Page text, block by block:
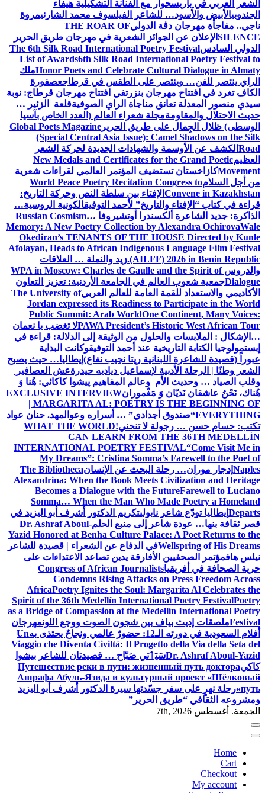
الشعر العربي في باريسحوار مع الفنانة التشكيلية هيفاء
الجندوبيالأبيض والأسود… للشاعر الفيلسوف محمد الشارنيمروة
ناجي.. مفاجأة مهرجان دڨة الدوليTHE ROAR OF
SILENCE الإعلان عن الجوائز الشعرية في مهرجان طريق الحرير
الدولي السادسThe 6th Silk Road International Poetry Festival
List of Awards6th Silk Road International Poetry Festival to
Honor Poets and Celebrate Cultural Dialogue in Almatyملك
الراي ينتصر للفن… وينتصر على الطقس في قرطاجعصفورة
الكاف تغرد في افتتاح مهرجان بنزرتفي افتتاح مهرجان قرطاج: نوبة
سيدي منصور المعدلة تعانق مناجاة الراي الصوفيةقلعة الزئير …
حديث الاحتلال والمقاومةمجلة شعراء العالم (العدد الخاص بآسيا
الوسطى) ظلال الجِمال على طريق الحرير Global Poets Magazine
(Special Central Asia Issue): Camel Shadows on the Silk
Road الكشف عن الأوسمة والشهادات الجديدة لحركة الشعر
العظيمNew Medals and Certificates for the Grand Poetic
Movementكازاخستان تستضيف المؤتمر العالمي لقراءات شعرية
من أجل السلامWorld Peace Poetry Recitation Congress to
Convene in Kazakhstan الإفتاء بين سلطة النص وحركة التاريخ:
قراءة في كتاب “الإفتاء والتاريخ” لأحمد التوفيقالكونية الروسية…
الذاكرة: جديد الشاعرة ألكسندرا أوتشيروفا Russian Cosmism…
Memory: A New Poetry Collection by Alexandra OchirovaWale
Okediran’s TENANTS OF THE HOUSE Directed by Kunle
Afolayan, Heads to African Indigenous Language Film Festival
(AILFF) 2026 in Benin Republic. زيد والنملة … العلاقات
والدروسWPA in Moscow: Charles de Gaulle and the Spirit of
Dialogueجمعية شعوب العالم في الجامعة الأردنية: تعزيز التعاون
الأكاديمي والاستعداد للقمة العامة للعالم العربيThe University of
Jordan expressed its Readiness to Participate in the World
Public Summit: Arab WorldOne Continent, Many Voices:
PAWA President’s Historic West African Tourلا تغضب يا نعمان
…الإشكال : الملابسات والحلول من الوثيقة إلى الدلالة: قراءة في
إبستمولوجيا الكتابة التاريخية عند أحمد التوفيقوكانت البداية
عبوراً (قصيدة للشاعرة اللبنانية ريتا نجيب نفاع) إيطاليا… حيث يصبح
الشعر وطنًا | الرحلة الأدبية لإسماعيل دياديه حيدرةعش العصافير
وقلب الصياد … وحديث الأم وعالم المفاهيم پیشوا کاکائي: هُنا وَ
هُناك، نَحْنُ عاشقان نَديّان وَ مَغْمورانEXCLUSIVE INTERVIEW
| MARGARITA AL: POETRY IS THE BEGINNING OF
EVERYTHING“صندوق أجدادي” … أسراره وعوالمهد. حنان عواد
تكتب: حسام حسن … رجولة لا تنحني!WHAT THE WORLD
CAN LEARN FROM THE 36TH MEDELLÍN
INTERNATIONAL POETRY FESTIVAL“Come Visit Me in
My Dreams”: Cristina Somma’s Farewell to the Poet of
Naples إدجار موران… رحلة البحث عن الإنسانThe Bibliotheca
Alexandrina: When the Book Meets Civilization and Heritage
Becomes a Dialogue with the FutureFarewell to Luciano
Somma… When the Man Who Made Poetry a Homeland
Departs إيطاليا تودّع شاعر نابوليتكريم الدكتور أشرف أبو اليزيد في
قصر ثقافة بنها… عودة شاعر إلى منبع الحلمDr. Ashraf Aboul-
Yazid Honored at Benha Culture Palace: A Poet Returns to the
Wellspring of His Dreamsفي الدفاع عن الشعراء | قصيدة للشاعر
نيلس هافمؤتمر الصحفيين الأفارقة يدين تصاعد الاعتداءات على
حرية الصحافة في أفريقياCongress of African Journalists
Condemns Rising Attacks on Press Freedom Across
AfricaPoetry Ignites the Soul: Margarita Al Celebrates the
Spirit of the 36th Medellín International Poetry FestivalPoetry
as a Bridge of Compassion at the Medellín International Poetry
Festivalملصقات إديث بياف بين شجون الصوت ووجع اللونمهرجان
أفلام السعودية في دورته الـ12: حضورٌ عالمي ونجاحٌ يحتذى به
Un
Viaggio che Diventa Civiltà: Il Progetto della Via della Seta del
Dr. Ashraf Aboul-Yazidسَيَٲتي صَبّاح … قصيدتان للشاعر بيشوا
كاكيПутешествие реки в пути: жизненный путь доктора
Ашрафа Абуль-Язида и культурный проект «Шёлковый
путь» رحلة نهرٍ على سفر جسّدتها سيرة الدكتور أشرف أبو اليزيد
ومشروعه الثقافي “طريق الحرير”
الجمعة. أغسطس 7th, 2026
Home
Cart
Checkout
My account